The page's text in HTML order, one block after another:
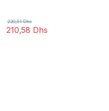
210,58 Dhs
220,51Dhs